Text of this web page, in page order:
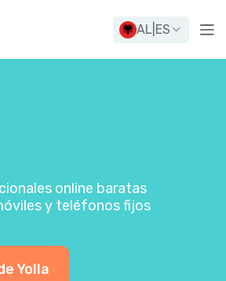
AL ES
online baratas
y teléfonos fijos
Yolla